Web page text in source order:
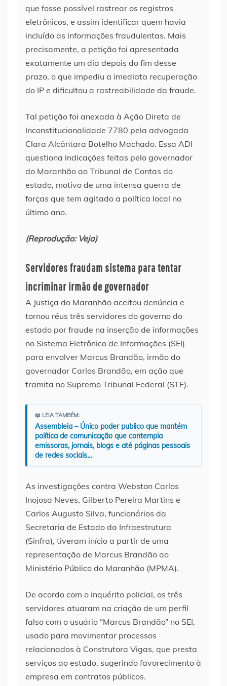
que fosse possível rastrear os registros
eletrônicos, e assim identificar quem havia
incluído as informações fraudulentas. Mais
precisamente, a petição foi apresentada
exatamente um dia depois do fim desse
prazo, o que impediu a imediata recuperação
do IP e dificultou a rastreabilidade da fraude.
Tal petição foi anexada à Ação Direta de
Inconstitucionalidade 7780 pela advogada
Clara Alcântara Botelho Machado. Essa ADI
questiona indicações feitas pelo governador
do Maranhão ao Tribunal de Contas do
estado, motivo de uma intensa guerra de
forças que tem agitado a política local no
último ano.
(Reprodução: Veja)
Servidores fraudam sistema para tentar
incriminar irmão de governador
A Justiça do Maranhão aceitou denúncia e
tornou réus três servidores do governo do
estado por fraude na inserção de informações
no Sistema Eletrônico de Informações (SEI)
para envolver Marcus Brandão, irmão do
governador Carlos Brandão, em ação que
tramita no Supremo Tribunal Federal (STF).
📖 LEIA TAMBÉM:
Assembleia – Único poder publico que mantém
política de comunicação que contempla
emissoras, jornais, blogs e até páginas pessoais
de redes sociais…
As investigações contra Webston Carlos
Inojosa Neves, Gilberto Pereira Martins e
Carlos Augusto Silva, funcionários da
Secretaria de Estado da Infraestrutura
(Sinfra), tiveram início a partir de uma
representação de Marcus Brandão ao
Ministério Público do Maranhão (MPMA).
De acordo com o inquérito policial, os três
servidores atuaram na criação de um perfil
falso com o usuário “Marcus Brandão” no SEI,
usado para movimentar processos
relacionados à Construtora Vigas, que presta
serviços ao estado, sugerindo favorecimento à
empresa em contratos públicos.